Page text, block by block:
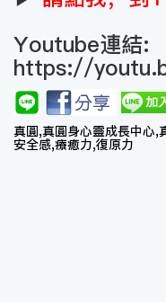
Youtube連結:
https://
真圓,真圓身心靈成長中心,
安全感,療癒力,復原力